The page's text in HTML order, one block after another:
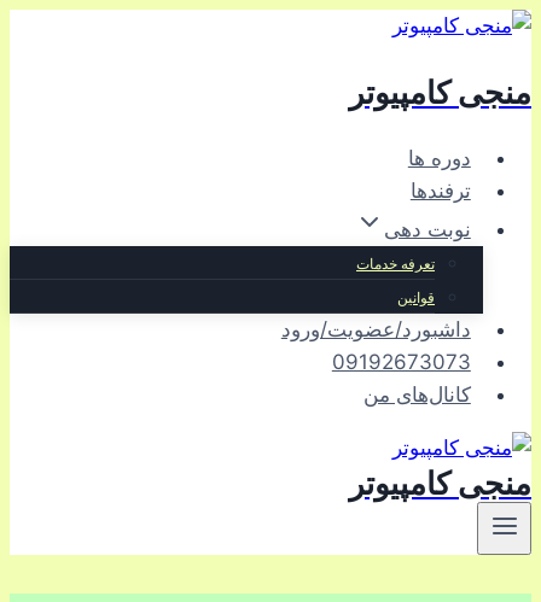
بازگشت
محتوا
منجی کامپیوتر
دوره ها
ترفندها
نوبت دهی
تعرفه خدمات
قوانین
داشبورد/عضویت/ورود
09192673073
کانال‌های من
منجی کامپیوتر